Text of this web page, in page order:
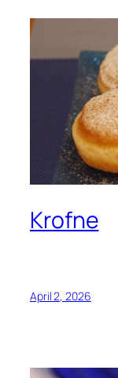
Krofne
April 2, 2026